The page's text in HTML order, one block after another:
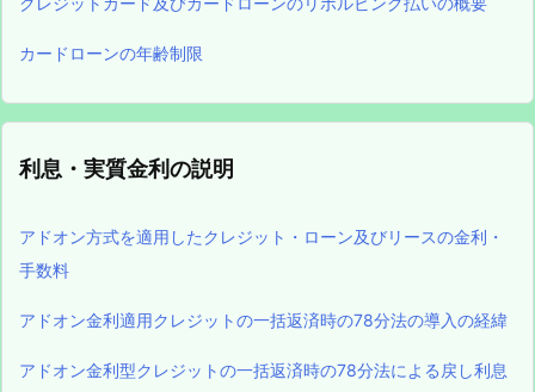
カードローンの年齢制限
利息・実質金利の説明
アドオン方式を適用したクレジット・ローン及びリースの金利・
手数料
アドオン金利適用クレジットの一括返済時の78分法の導入の経緯
アドオン金利型クレジットの一括返済時の78分法による戻し利息